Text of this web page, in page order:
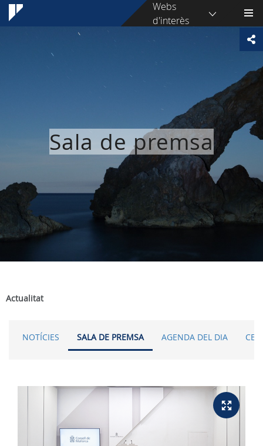
Webs
d'interès
Sala de premsa
Actualitat
NOTÍCIES SALA DE PREMSA AGENDA DEL DIA